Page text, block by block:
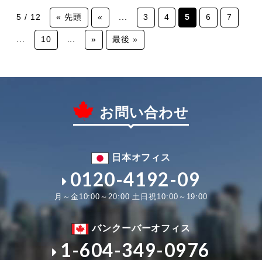
5 / 12 « 先頭 « 3 4 5 6 7
10 » 最後 »
お問い合わせ
日本オフィス
0120-4192-09
月～金10:00～20:00 土日祝10:00～19:00
バンクーバーオフィス
1-604-349-0976